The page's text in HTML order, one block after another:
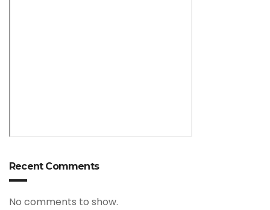
Recent Comments
No comments to show.